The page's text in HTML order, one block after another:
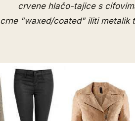
crvene hlačo-tajice s
crne "waxed/coated" iliti metalik